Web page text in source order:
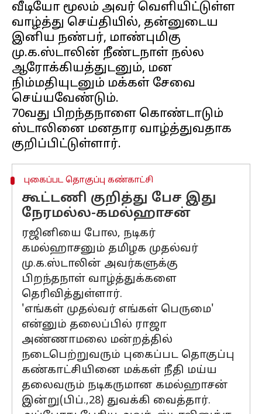
வீடியோ மூலம் அவர் வெளியிட்டுள்ள
வாழ்த்து செய்தியில், தன்னுடைய
இனிய நண்பர், மாண்புமிகு
மு.க.ஸ்டாலின் நீண்டநாள் நல்ல
ஆரோக்கியத்துடனும், மன
நிம்மதியுடனும் மக்கள் சேவை
செய்யவேண்டும்.
70வது பிறந்தநாளை கொண்டாடும்
ஸ்டாலினை மனதார வாழ்த்துவதாக
புகைப்பட தொகுப்பு கண்காட்சி
கூட்டணி குறித்து பேச இது
நேரமல்ல-கமல்ஹாசன்
ரஜினியை போல, நடிகர்
கமல்ஹாசனும் தமிழக முதல்வர்
மு.க.ஸ்டாலின் அவர்களுக்கு
பிறந்தநாள் வாழ்த்துக்களை
தெரிவித்துள்ளார்.
'எங்கள் முதல்வர் எங்கள் பெருமை'
என்னும் தலைப்பில் ராஜா
அண்ணாமலை மன்றத்தில்
நடைபெற்றுவரும் புகைப்பட தொகுப்பு
கண்காட்சியினை மக்கள் நீதி மய்ய
தலைவரும் நடிகருமான கமல்ஹாசன்
இன்று(பிப்.,28) துவக்கி வைத்தார்.